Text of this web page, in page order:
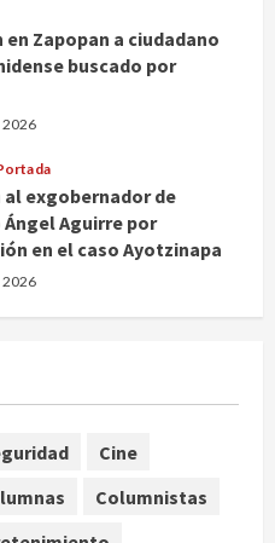
en Zapopan a ciudadano
buscado por
2026
al exgobernador de
Ángel Aguirre por
en el caso Ayotzinapa
2026
lluvias intensas,
extremo para este 7
Cine
Columnistas